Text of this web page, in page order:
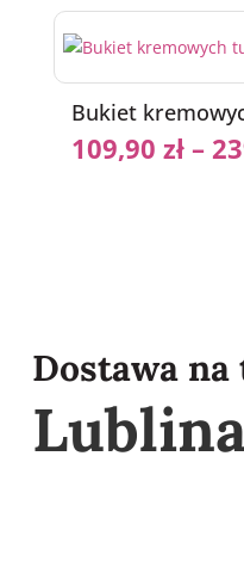
Bukiet
109,90 zł–
Dostawa